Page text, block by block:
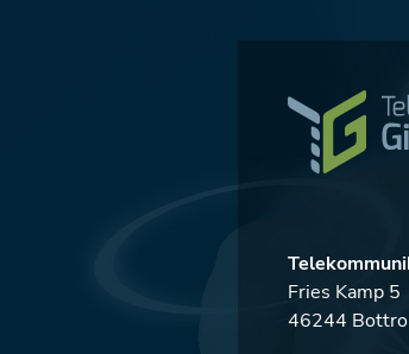
Fries Kamp 5
46244